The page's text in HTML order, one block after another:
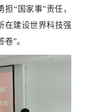
“国家事”责任，
在建设世界科技强
”。